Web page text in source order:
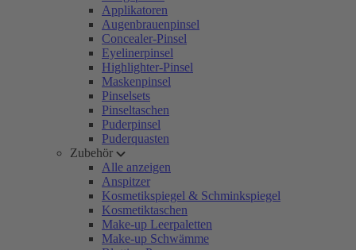
Applikatoren
Augenbrauenpinsel
Concealer-Pinsel
Eyelinerpinsel
Highlighter-Pinsel
Maskenpinsel
Pinselsets
Pinseltaschen
Puderpinsel
Puderquasten
Zubehör
Alle anzeigen
Anspitzer
Kosmetikspiegel & Schminkspiegel
Kosmetiktaschen
Make-up Leerpaletten
Make-up Schwämme